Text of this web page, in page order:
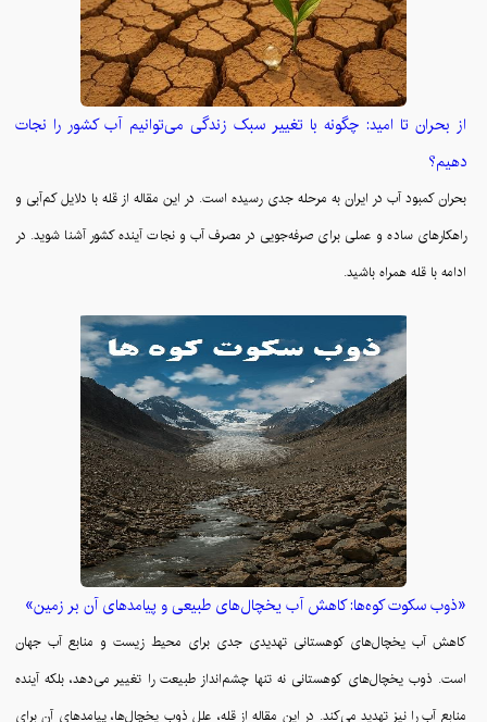
از بحران تا امید: چگونه با تغییر سبک زندگی می‌توانیم آب کشور را نجات
دهیم؟
بحران کمبود آب در ایران به مرحله جدی رسیده است. در این مقاله از قله با دلایل کم‌آبی و
راهکارهای ساده و عملی برای صرفه‌جویی در مصرف آب و نجات آینده کشور آشنا شوید. در
ادامه با قله همراه باشید.
«ذوب سکوت کوه‌ها: کاهش آب یخچال‌های طبیعی و پیامدهای آن بر زمین»
کاهش آب یخچال‌های کوهستانی تهدیدی جدی برای محیط زیست و منابع آب جهان
است. ذوب یخچال‌های کوهستانی نه تنها چشم‌انداز طبیعت را تغییر می‌دهد، بلکه آینده
منابع آب را نیز تهدید می‌کند. در این مقاله از قله، علل ذوب یخچال‌ها، پیامدهای آن برای